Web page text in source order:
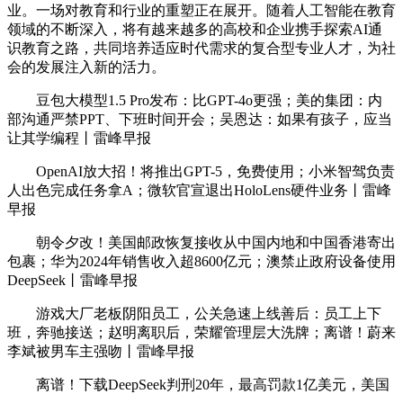
业。一场对教育和行业的重塑正在展开。随着人工智能在教育
领域的不断深入，将有越来越多的高校和企业携手探索AI通
识教育之路，共同培养适应时代需求的复合型专业人才，为社
会的发展注入新的活力。
豆包大模型1.5 Pro发布：比GPT-4o更强；美的集团：内
部沟通严禁PPT、下班时间开会；吴恩达：如果有孩子，应当
让其学编程丨雷峰早报
OpenAI放大招！将推出GPT-5，免费使用；小米智驾负责
人出色完成任务拿A；微软官宣退出HoloLens硬件业务丨雷峰
早报
朝令夕改！美国邮政恢复接收从中国内地和中国香港寄出
包裹；华为2024年销售收入超8600亿元；澳禁止政府设备使用
DeepSeek丨雷峰早报
游戏大厂老板阴阳员工，公关急速上线善后：员工上下
班，奔驰接送；赵明离职后，荣耀管理层大洗牌；离谱！蔚来
李斌被男车主强吻丨雷峰早报
离谱！下载DeepSeek判刑20年，最高罚款1亿美元，美国